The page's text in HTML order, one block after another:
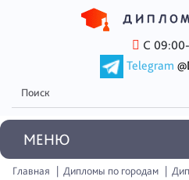
С
Telegram
MEНЮ
Главная Дипломы по городам